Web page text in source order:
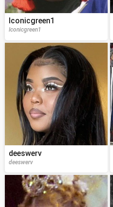
Iconicgreen1
Iconicgreen1
deeswerv
deeswerv